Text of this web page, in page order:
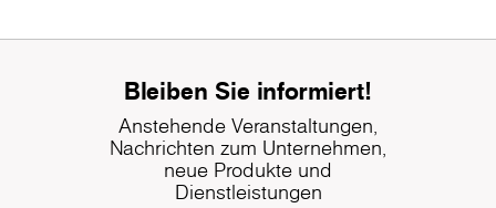
Bleiben Sie informiert!
Anstehende Veranstaltungen,
Nachrichten zum Unternehmen,
neue Produkte und
Dienstleistungen